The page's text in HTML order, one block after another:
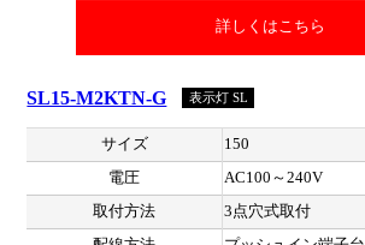
詳しくはこちら
SL15-M2KTN-G 表示灯 SL
サイズ
150
電圧
AC100～240V
取付方法
3点穴式取付